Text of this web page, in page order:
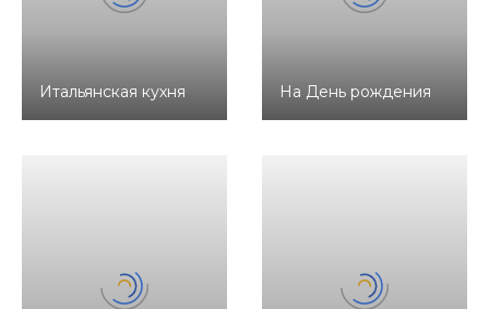
Итальянская кухня На День рождения